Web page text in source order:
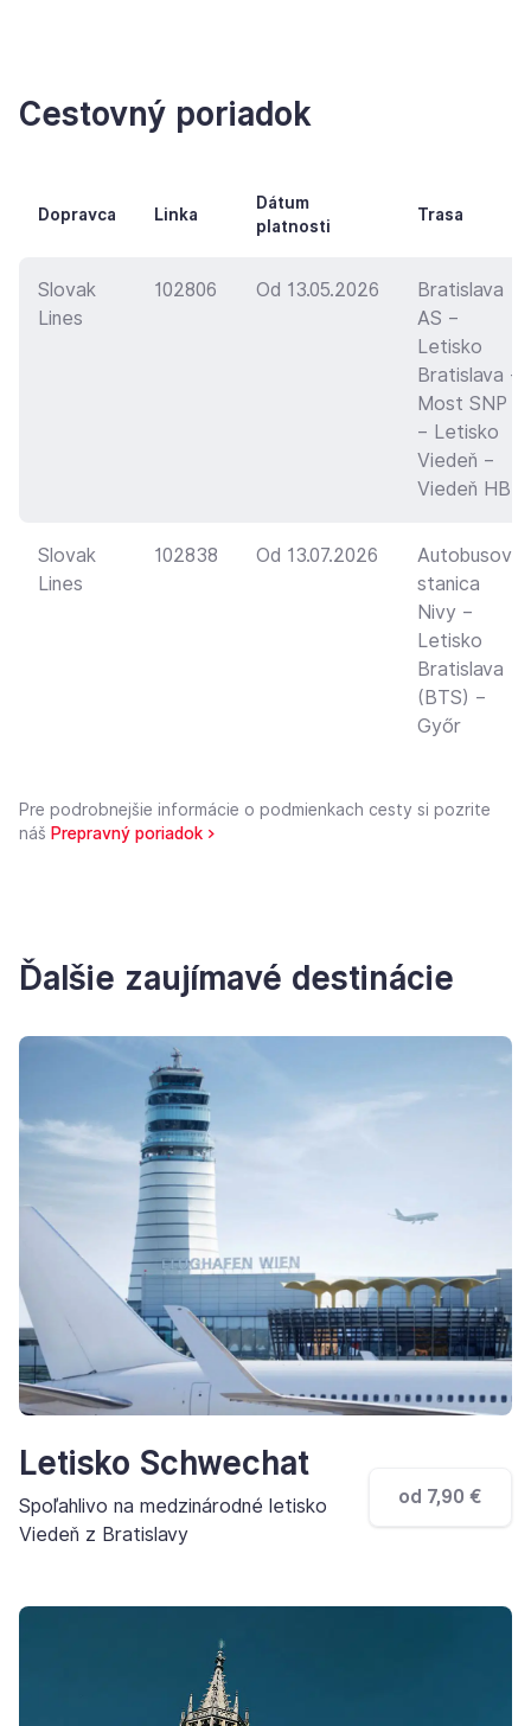
Cestovný poriadok
Dopravca Linka
Dátum
platnosti
Trasa
Slovak
Lines
102806 Od 13.05.2026
Bratislava
AS –
Letisko
Bratislava –
Most SNP
– Letisko
Viedeň –
Viedeň HBF
Slovak
Lines
102838 Od 13.07.2026
Autobusová
stanica
Nivy –
Letisko
Bratislava
(BTS) –
Győr
Pre podrobnejšie informácie o podmienkach cesty si pozrite
náš Prepravný poriadok >
Ďalšie zaujímavé destinácie
Letisko Schwechat
Spoľahlivo na medzinárodné letisko
Viedeň z Bratislavy
od 7,90 €